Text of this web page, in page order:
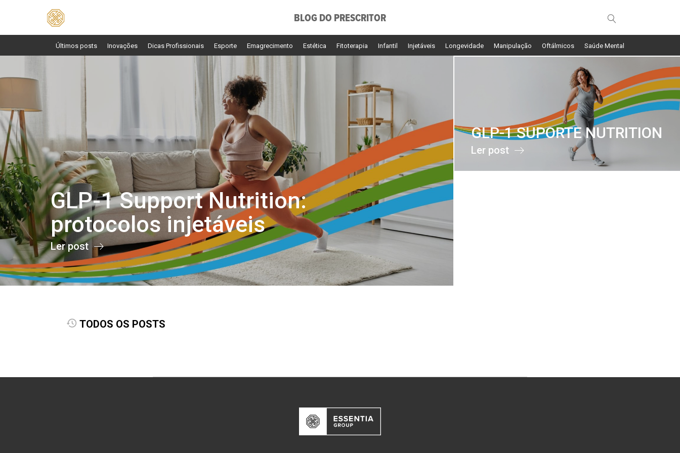
BLOG DO PRESCRITOR
Últimos posts Inovações Dicas Profissionais Esporte Emagrecimento Estética Fitoterapia Infantil Injetáveis Longevidade Manipulação Oftálmicos Saúde Mental
GLP-1 Support Nutrition:
protocolos injetáveis
Ler post
GLP-1 SUPORTE NUTRITION
Ler post
TODOS OS POSTS